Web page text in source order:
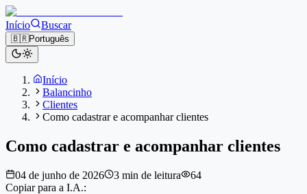
Início Buscar
🇧🇷Português
Início
Balancinho
Clientes
Como cadastrar e acompanhar clientes
Como cadastrar e acompanhar clientes
04 de junho de 2026 3 min de leitura
64
Copiar para a I.A.: